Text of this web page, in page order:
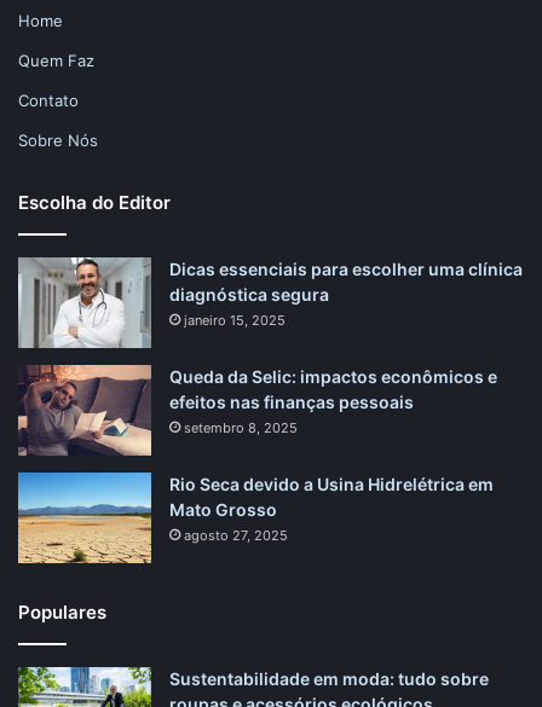
Home
Quem Faz
Contato
Sobre Nós
Escolha do Editor
Dicas essenciais para escolher uma clínica
diagnóstica segura
janeiro 15, 2025
Queda da Selic: impactos econômicos e
efeitos nas finanças pessoais
setembro 8, 2025
Rio Seca devido a Usina Hidrelétrica em
Mato Grosso
agosto 27, 2025
Populares
Sustentabilidade em moda: tudo sobre